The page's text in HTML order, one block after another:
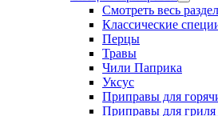
Смотреть весь раздел
Классические
Перцы
Травы
Чили Паприка
Уксус
Приправы для
Приправы для